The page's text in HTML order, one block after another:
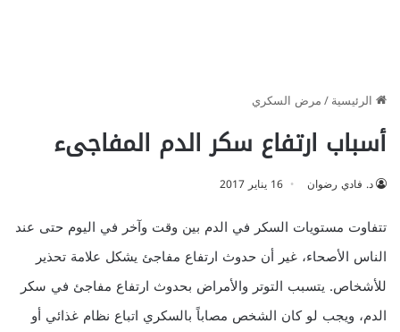
الرئيسية/مرض السكري
أسباب ارتفاع سكر الدم المفاجىء
د. فادي رضوان 16 يناير 2017
تتفاوت مستويات السكر في الدم بين وقت وآخر في اليوم حتى عند
الناس الأصحاء، غير أن حدوث ارتفاع مفاجئ يشكل علامة تحذير
للأشخاص. يتسبب التوتر والأمراض بحدوث ارتفاع مفاجئ في سكر
الدم، ويجب لو كان الشخص مصاباً بالسكري اتباع نظام غذائي أو